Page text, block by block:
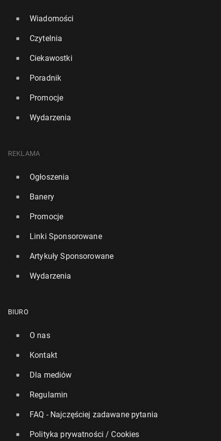
Wiadomości
Czytelnia
Ciekawostki
Poradnik
Promocje
Wydarzenia
REKLAMA
Ogłoszenia
Banery
Promocje
Linki Sponsorowane
Artykuły Sponsorowane
Wydarzenia
BIURO
O nas
Kontakt
Dla mediów
Regulamin
FAQ - Najczęściej zadawane pytania
Polityka prywatności / Cookies